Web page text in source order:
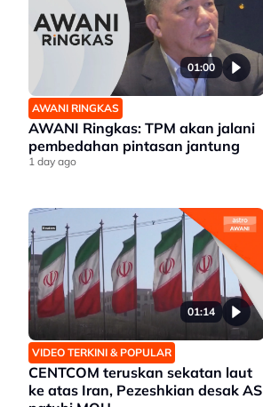
01:00
AWANI RINGKAS
AWANI Ringkas: TPM akan jalani
pembedahan pintasan jantung
1 day ago
01:14
VIDEO TERKINI & POPULAR
CENTCOM teruskan sekatan laut
ke atas Iran, Pezeshkian desak AS